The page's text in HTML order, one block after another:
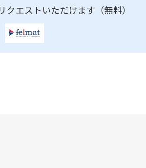
エストいただけます（無料）